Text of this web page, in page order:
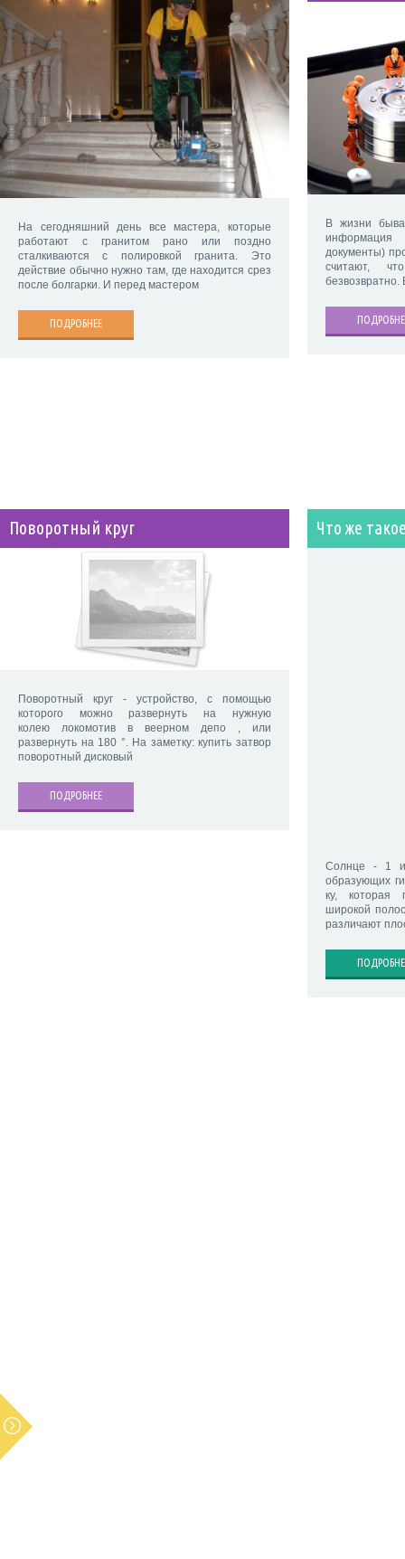
На сегодняшний день все мастера, которые
работают с гранитом рано или поздно
сталкиваются с полировкой гранита. Это
действие обычно нужно там, где находится срез
после болгарки. И перед мастером
ПОДРОБНЕЕ
В жизни
информация
документы)
считают,
безвозвратно.
Поворотный круг
Поворотный круг - устройство, с помощью
которого можно развернуть на нужную
колею локомотив в веерном депо , или
развернуть на 180 °. На заметку: купить затвор
поворотный дисковый
ПОДРОБНЕЕ
Что же
Солнце - 1
образующих
ку, которая
широкой
различают